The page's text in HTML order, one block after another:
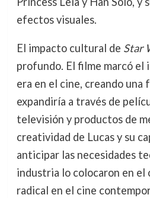
efectos visuales.
El impacto cultural de Star
profundo. El filme marcó el
era en el cine, creando una
expandiría a través de
televisión y productos de
creatividad de Lucas y su
anticipar las necesidades
industria lo colocaron en el
radical en el cine